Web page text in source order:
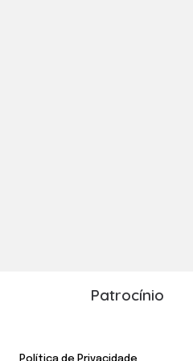
Patrocínio
Política de Privacidade